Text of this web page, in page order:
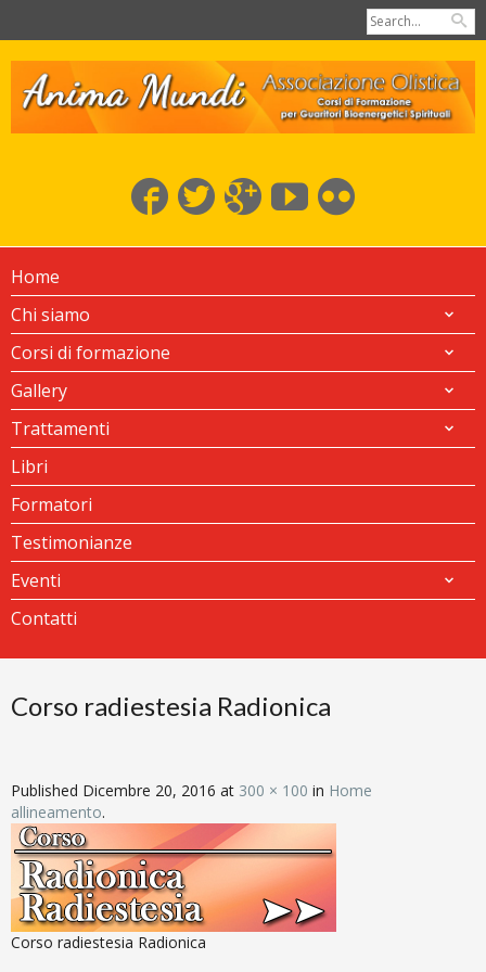
Home
Chi siamo
Corsi di formazione
Gallery
Trattamenti
Libri
Formatori
Testimonianze
Eventi
Contatti
Corso radiestesia Radionica
Published Dicembre 20, 2016 at 300 × 100 in Home
allineamento.
Corso radiestesia Radionica